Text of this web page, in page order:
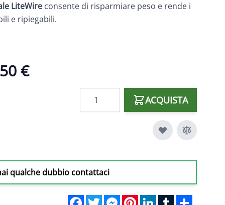
LiteWire consente di risparmiare peso e rende i
e ripiegabili.
€
ACQUISTA
qualche dubbio contattaci
FacebookTwitterMessengerPinterestLinkedInTumblr